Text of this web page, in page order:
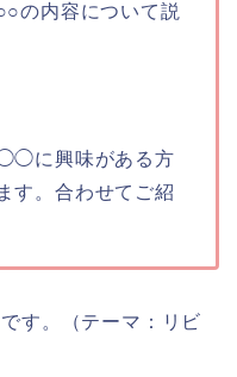
の内容について説
◯◯に興味がある方
。合わせてご紹
す。（テーマ：リビ